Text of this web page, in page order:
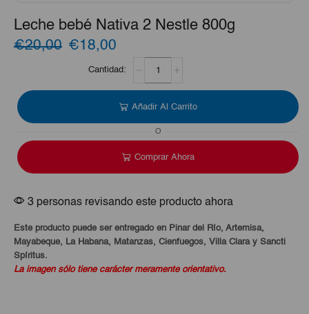
Leche bebé Nativa 2 Nestle 800g
€20,00 El
precio
original
€18,00
precio
actual
es:
€18,00.
Nestle
800g
cantidad
Añadir Al Carrito
O
Comprar Ahora
3 personas revisando este producto ahora
Este producto puede ser entregado en Pinar del Río, Artemisa,
Mayabeque, La Habana, Matanzas, Cienfuegos, Villa Clara y Sancti
Spíritus.
La imagen sólo tiene carácter meramente orientativo.